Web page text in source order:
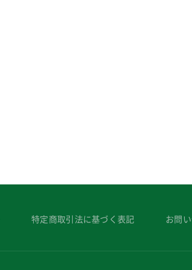
特定商取引法に基づく表記 お問